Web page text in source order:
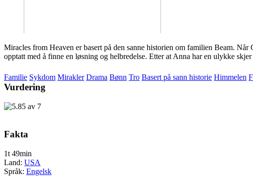
Miracles from Heaven er basert på den sanne historien om familien Beam.
opptatt med å finne en løsning og helbredelse. Etter at Anna har en ulykke
Familie Sykdom Mirakler Drama Bønn Tro Basert på sann historie Himmelen
Vurdering
Fakta
1t 49min
Land: USA
Språk: Engelsk